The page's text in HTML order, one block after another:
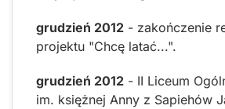
grudzień 2012 - zakończenie
projektu "Chcę latać...".
grudzień 2012 - II Liceum
im. księżnej Anny z Sapiehów